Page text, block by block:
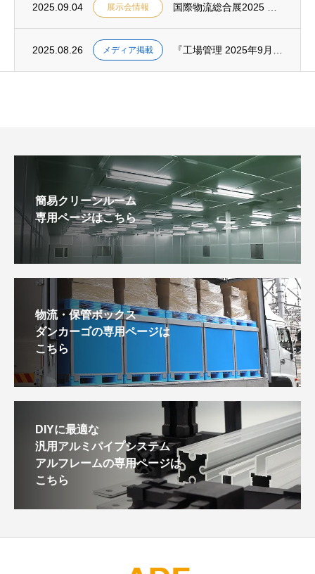
2025.09.04 展示会情報
2025.08.26 メディア掲載
簡易クリーンルーム
専用ページはこちら
物流・保管ボックス
ダンカーゴの専用ページは
こちら
DIYに最適な
汎用アルミパイプシステム
アルフレームの専用ページは
こちら